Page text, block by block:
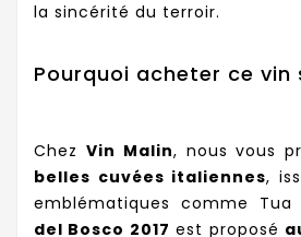
la sincérité du terroir.
Pourquoi acheter ce vin
Chez Vin Malin, nous vous
belles cuvées italiennes,
emblématiques comme Tua
del Bosco 2017 est proposé